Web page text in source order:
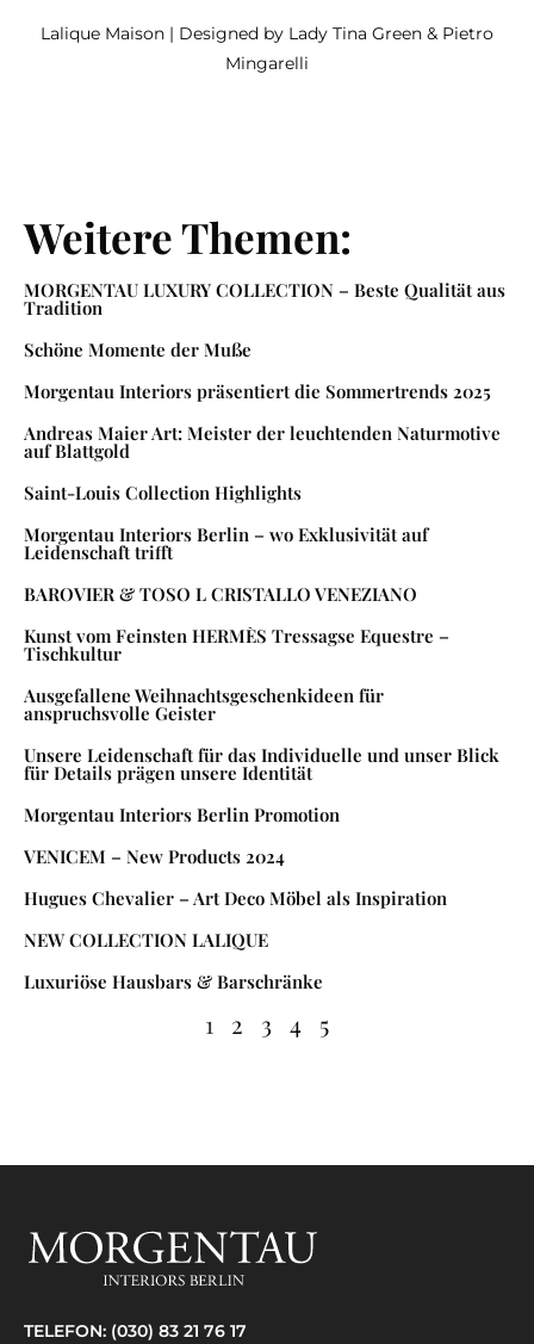
Lalique Maison | Designed by Lady Tina Green & Pietro
Mingarelli
Weitere Themen:
MORGENTAU LUXURY COLLECTION – Beste Qualität aus
Tradition
Schöne Momente der Muße
Morgentau Interiors präsentiert die Sommertrends 2025
Andreas Maier Art: Meister der leuchtenden Naturmotive
auf Blattgold
Saint-Louis Collection Highlights
Morgentau Interiors Berlin – wo Exklusivität auf
Leidenschaft trifft
BAROVIER & TOSO L CRISTALLO VENEZIANO
Kunst vom Feinsten HERMÈS Tressagse Equestre –
Tischkultur
Ausgefallene Weihnachtsgeschenkideen für
anspruchsvolle Geister
Unsere Leidenschaft für das Individuelle und unser Blick
für Details prägen unsere Identität
Morgentau Interiors Berlin Promotion
VENICEM – New Products 2024
Hugues Chevalier – Art Deco Möbel als Inspiration
NEW COLLECTION LALIQUE
Luxuriöse Hausbars & Barschränke
1 2 3 4 5
TELEFON: (030) 83 21 76 17